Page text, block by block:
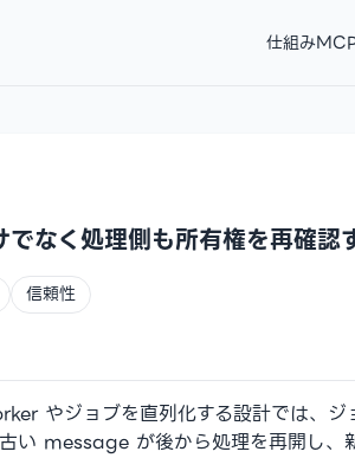
仕組み
なく処理側も所有権を再確認
信頼性
やジョブを直列化する設計では、
message が後から処理を再開し、